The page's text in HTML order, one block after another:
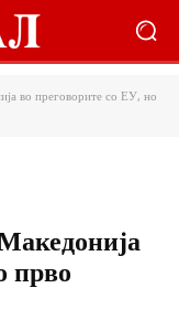
во преговорите со ЕУ, но
прво